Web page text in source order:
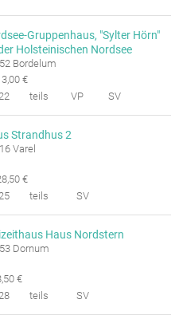
Gruppenhaus, "Sylter Hörn"
Holsteinischen Nordsee
Bordelum
€
teils VP SV
Strandhus 2
Varel
€
teils SV
Haus Nordstern
Dornum
€
teils SV